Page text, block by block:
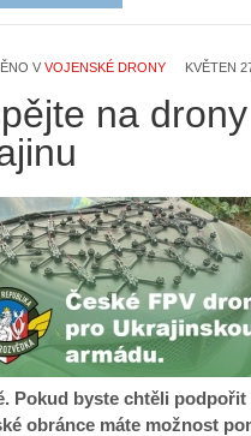
V VOJENSKÉ DRONY KVĚTEN
na
Pokud byste chtěli podpořit
obránce máte možnost